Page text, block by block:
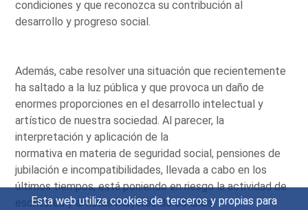
Esta web utiliza cookies de terceros y propias para
condiciones y que reconozca su contribución al
desarrollo y progreso social.
Además, cabe resolver una situación que recientemente
ha saltado a la luz pública y que provoca un daño de
enormes proporciones en el desarrollo intelectual y
artístico de nuestra sociedad. Al parecer, la
interpretación y aplicación de la
normativa en materia de seguridad social, pensiones de
jubilación e incompatibilidades, llevada a cabo en los
últimos tiempos, está poniendo en riesgo la actividad de
escritores y artistas mayores de 65 años.